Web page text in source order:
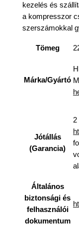
kezelés és
a kompresszor
szerszámokkal
Tömeg
Márka/Gyártó
Jótállás
(Garancia)
2
Általános
biztonsági és
felhasználói
dokumentum